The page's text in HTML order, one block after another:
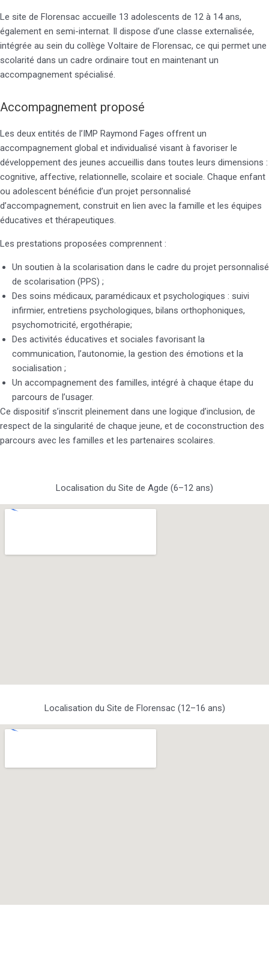
Le site de Florensac accueille 13 adolescents de 12 à 14 ans,
également en semi-internat. Il dispose d’une classe externalisée,
intégrée au sein du collège Voltaire de Florensac, ce qui permet une
scolarité dans un cadre ordinaire tout en maintenant un
accompagnement spécialisé.
Accompagnement proposé
Les deux entités de l’IMP Raymond Fages offrent un
accompagnement global et individualisé visant à favoriser le
développement des jeunes accueillis dans toutes leurs dimensions :
cognitive, affective, relationnelle, scolaire et sociale. Chaque enfant
ou adolescent bénéficie d’un projet personnalisé
d’accompagnement, construit en lien avec la famille et les équipes
éducatives et thérapeutiques.
Les prestations proposées comprennent :
Un soutien à la scolarisation dans le cadre du projet personnalisé
de scolarisation (PPS) ;
Des soins médicaux, paramédicaux et psychologiques : suivi
infirmier, entretiens psychologiques, bilans orthophoniques,
psychomotricité, ergothérapie;
Des activités éducatives et sociales favorisant la
communication, l’autonomie, la gestion des émotions et la
socialisation ;
Un accompagnement des familles, intégré à chaque étape du
parcours de l’usager.
Ce dispositif s’inscrit pleinement dans une logique d’inclusion, de
respect de la singularité de chaque jeune, et de coconstruction des
parcours avec les familles et les partenaires scolaires.
Localisation du Site de Agde (6–12 ans)
Localisation du Site de Florensac (12–16 ans)